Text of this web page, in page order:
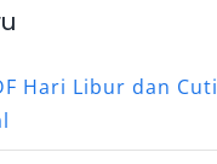
Hari Libur dan Cuti